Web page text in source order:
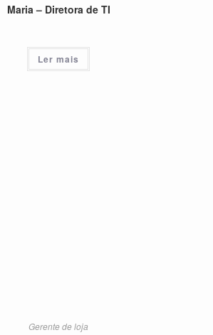
Maria – Diretora de TI
Ler mais
Gerente de loja